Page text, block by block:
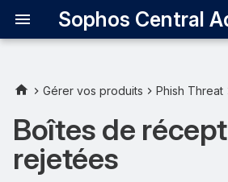
Sophos Central
Gérer vos produits Phish Threat
Boîtes de
rejetées